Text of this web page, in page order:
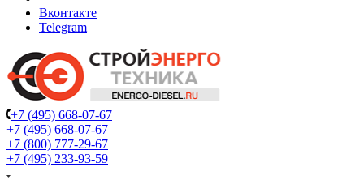
Вконтакте
Telegram
+7 (495) 668-07-67
+7 (495) 668-07-67
+7 (800) 777-29-67
+7 (495) 233-93-59